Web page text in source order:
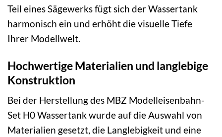
Teil eines Sägewerks fügt sich der Wassertank
harmonisch ein und erhöht die visuelle Tiefe
Ihrer Modellwelt.
Hochwertige Materialien und langlebige
Konstruktion
Bei der Herstellung des MBZ Modelleisenbahn-
Set H0 Wassertank wurde auf die Auswahl von
Materialien gesetzt, die Langlebigkeit und eine